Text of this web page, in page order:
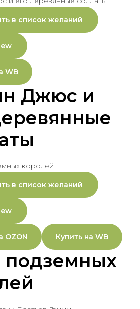
в список желаний
WB
Джюс и
в список желаний
OZON Купить на WB
подземных